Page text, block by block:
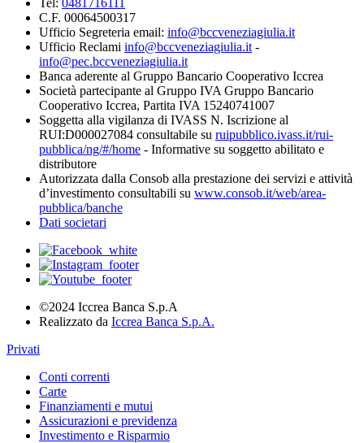
Tel: 0481716111
C.F. 00064500317
Ufficio Segreteria email: info@bccveneziagiulia.it
Ufficio Reclami info@bccveneziagiulia.it -
info@pec.bccveneziagiulia.it
Banca aderente al Gruppo Bancario Cooperativo Iccrea
Società partecipante al Gruppo IVA Gruppo Bancario
Cooperativo Iccrea, Partita IVA 15240741007
Soggetta alla vigilanza di IVASS N. Iscrizione al
RUI:D000027084 consultabile su ruipubblico.ivass.it/rui-
pubblica/ng/#/home - Informative su soggetto abilitato e
distributore
Autorizzata dalla Consob alla prestazione dei servizi e attività
d’investimento consultabili su www.consob.it/web/area-
pubblica/banche
Dati societari
©2024 Iccrea Banca S.p.A
Realizzato da Iccrea Banca S.p.A.
Privati
Conti correnti
Carte
Finanziamenti e mutui
Assicurazioni e previdenza
Investimento e Risparmio